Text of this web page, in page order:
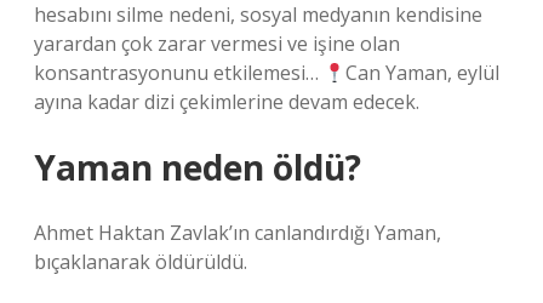
hesabını silme nedeni, sosyal medyanın kendisine
yarardan çok zarar vermesi ve işine olan
konsantrasyonunu etkilemesi…
Can Yaman, eylül
ayına kadar dizi çekimlerine devam edecek.
Yaman neden öldü?
Ahmet Haktan Zavlak’ın canlandırdığı Yaman,
bıçaklanarak öldürüldü.